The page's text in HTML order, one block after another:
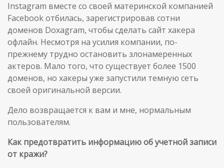
Instagram вместе со своей материнской компанией
Facebook отбилась, зарегистрировав сотни
доменов Doxagram, чтобы сделать сайт хакера
офлайн. Несмотря на усилия компании, по-
прежнему трудно остановить злонамеренных
актеров. Мало того, что существует более 1500
доменов, но хакеры уже запустили темную сеть
своей оригинальной версии.
Дело возвращается к вам и мне, нормальным
пользователям.
Как предотвратить информацию об учетной записи
от кражи?